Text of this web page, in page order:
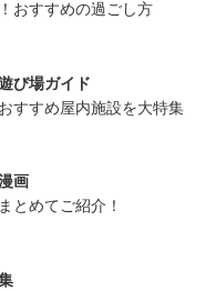
おすすめの過ごし方
び場ガイド
すすめ屋内施設を大特集
画
とめてご紹介！